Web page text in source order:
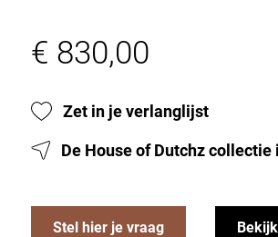
€ 830,00
Zet in je verlanglijst
De House of Dutchz
Stel hier je vraag